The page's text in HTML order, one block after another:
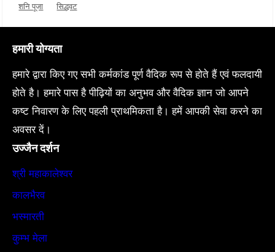
शनि पूजा
सिद्धवट
हमारी योग्यता
हमारे द्वारा किए गए सभी कर्मकांड पूर्ण वैदिक रूप से होते हैं एवं फलदायी
होते है। हमारे पास है पीढ़ियों का अनुभव और वैदिक ज्ञान जो आपने
कष्ट निवारण के लिए पहली प्राथमिकता है। हमें आपकी सेवा करने का
अवसर दें।
उज्जैन दर्शन
श्री महाकालेश्वर
कालभैरव
भस्मारती
कुम्भ मेला